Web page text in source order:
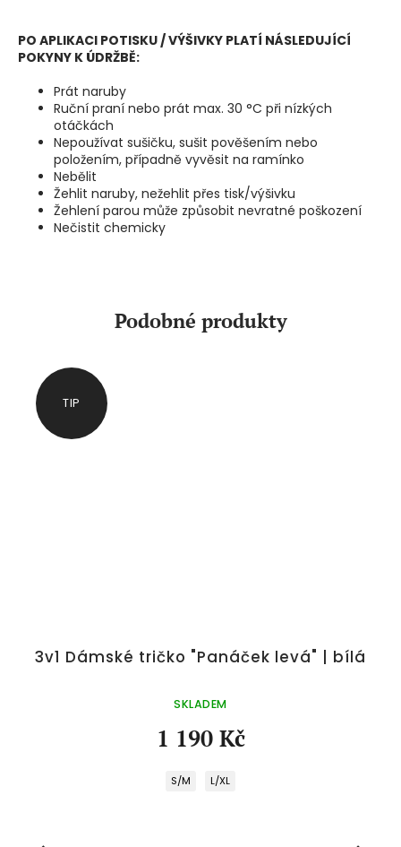
PO APLIKACI POTISKU / VÝŠIVKY PLATÍ NÁSLEDUJÍCÍ
POKYNY K ÚDRŽBĚ:
Prát naruby
Ruční praní nebo prát max. 30 °C při nízkých
otáčkách
Nepoužívat sušičku, sušit pověšením nebo
položením, případně vyvěsit na ramínko
Nebělit
Žehlit naruby, nežehlit přes tisk/výšivku
Žehlení parou může způsobit nevratné poškození
Nečistit chemicky
Podobné produkty
TIP
3v1 Dámské tričko "Panáček levá" | bílá
SKLADEM
1 190 Kč
S/M L/XL